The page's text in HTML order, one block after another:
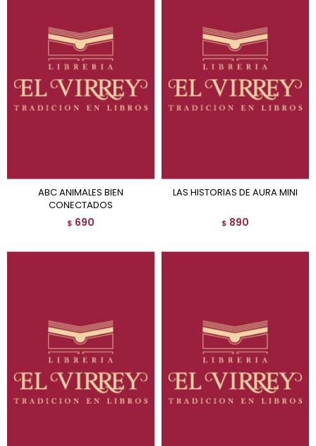
ABC ANIMALES BIEN
CONECTADOS
$ 690
LAS HISTORIAS DE AURA MINI
$ 890